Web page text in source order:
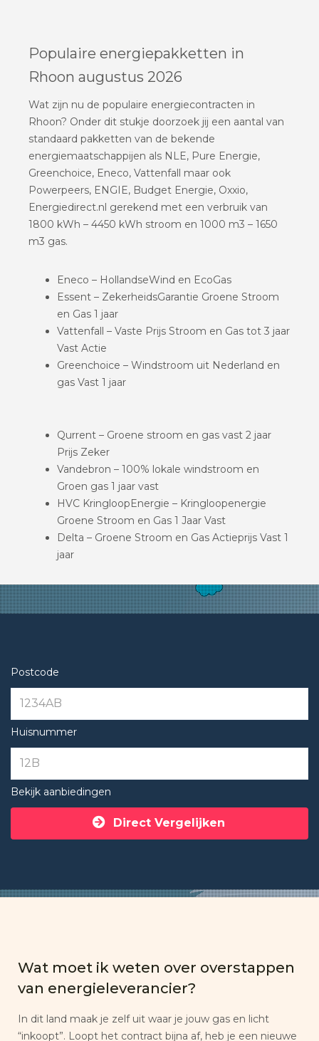
Populaire energiepakketten in
Rhoon augustus 2026
Wat zijn nu de populaire energiecontracten in
Rhoon? Onder dit stukje doorzoek jij een aantal van
standaard pakketten van de bekende
energiemaatschappijen als NLE, Pure Energie,
Greenchoice, Eneco, Vattenfall maar ook
Powerpeers, ENGIE, Budget Energie, Oxxio,
Energiedirect.nl gerekend met een verbruik van
1800 kWh – 4450 kWh stroom en 1000 m3 – 1650
m3 gas.
Eneco – HollandseWind en EcoGas
Essent – ZekerheidsGarantie Groene Stroom
en Gas 1 jaar
Vattenfall – Vaste Prijs Stroom en Gas tot 3 jaar
Vast Actie
Greenchoice – Windstroom uit Nederland en
gas Vast 1 jaar
Qurrent – Groene stroom en gas vast 2 jaar
Prijs Zeker
Vandebron – 100% lokale windstroom en
Groen gas 1 jaar vast
HVC KringloopEnergie – Kringloopenergie
Groene Stroom en Gas 1 Jaar Vast
Delta – Groene Stroom en Gas Actieprijs Vast 1
jaar
Postcode
Huisnummer
Bekijk aanbiedingen
Direct Vergelijken
Wat moet ik weten over overstappen
van energieleverancier?
In dit land maak je zelf uit waar je jouw gas en licht
“inkoopt”. Loopt het contract bijna af, heb je een nieuwe